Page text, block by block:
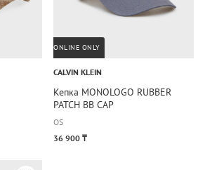
ONLINE ONLY
CALVIN KLEIN
Кепка MONOLOGO RUBBER
PATCH BB CAP
OS
36 900 ₸